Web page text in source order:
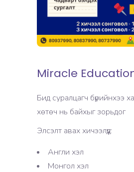
Miracle
Бид суралцагч бүрийнхээ
хөтөч нь байхыг зорьдог
Элсэлт авах хичээлүүд:
Англи хэл
Монгол хэл